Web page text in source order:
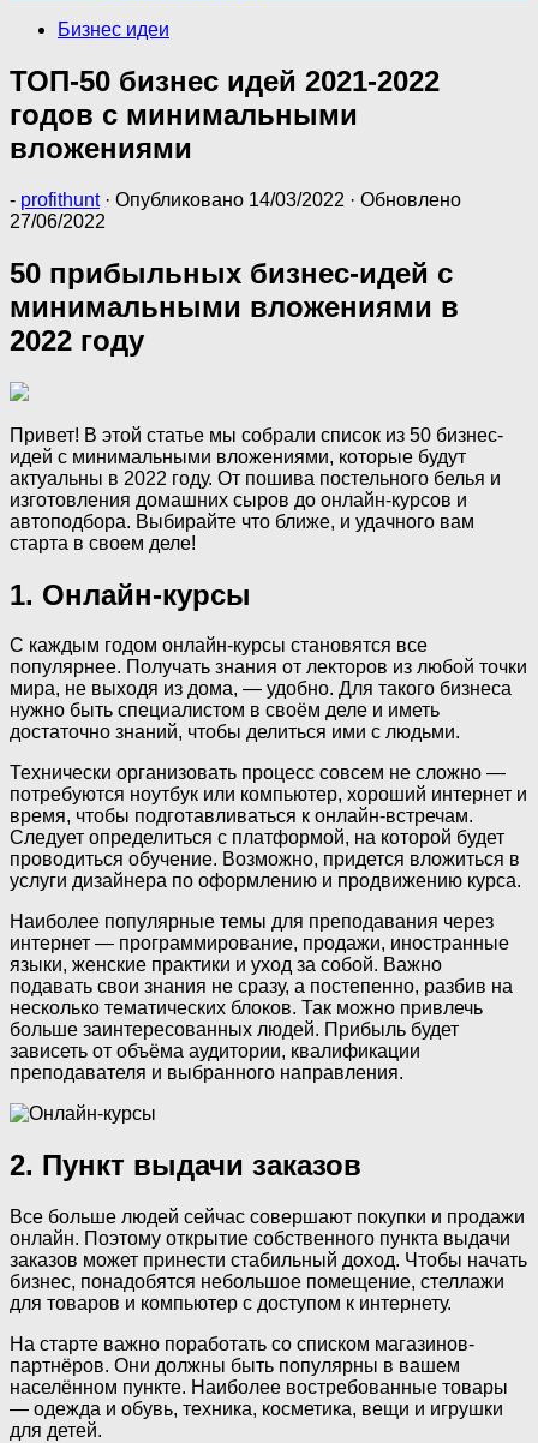
Бизнес идеи
ТОП-50 бизнес идей 2021-2022
годов с минимальными
вложениями
- profithunt · Опубликовано 14/03/2022 · Обновлено
27/06/2022
50 прибыльных бизнес-идей с
минимальными вложениями в
2022 году
Привет! В этой статье мы собрали список из 50 бизнес-
идей с минимальными вложениями, которые будут
актуальны в 2022 году. От пошива постельного белья и
изготовления домашних сыров до онлайн-курсов и
автоподбора. Выбирайте что ближе, и удачного вам
старта в своем деле!
1. Онлайн-курсы
С каждым годом онлайн-курсы становятся все
популярнее. Получать знания от лекторов из любой точки
мира, не выходя из дома, — удобно. Для такого бизнеса
нужно быть специалистом в своём деле и иметь
достаточно знаний, чтобы делиться ими с людьми.
Технически организовать процесс совсем не сложно —
потребуются ноутбук или компьютер, хороший интернет и
время, чтобы подготавливаться к онлайн-встречам.
Следует определиться с платформой, на которой будет
проводиться обучение. Возможно, придется вложиться в
услуги дизайнера по оформлению и продвижению курса.
Наиболее популярные темы для преподавания через
интернет — программирование, продажи, иностранные
языки, женские практики и уход за собой. Важно
подавать свои знания не сразу, а постепенно, разбив на
несколько тематических блоков. Так можно привлечь
больше заинтересованных людей. Прибыль будет
зависеть от объёма аудитории, квалификации
преподавателя и выбранного направления.
2. Пункт выдачи заказов
Все больше людей сейчас совершают покупки и продажи
онлайн. Поэтому открытие собственного пункта выдачи
заказов может принести стабильный доход. Чтобы начать
бизнес, понадобятся небольшое помещение, стеллажи
для товаров и компьютер с доступом к интернету.
На старте важно поработать со списком магазинов-
партнёров. Они должны быть популярны в вашем
населённом пункте. Наиболее востребованные товары
— одежда и обувь, техника, косметика, вещи и игрушки
для детей.